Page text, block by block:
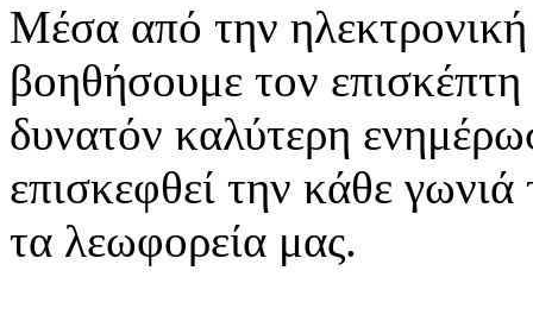
Μέσα από την ηλεκτρονική
βοηθήσουμε τον
δυνατόν καλύτερη
επισκεφθεί την κάθε
τα λεωφορεία μας.